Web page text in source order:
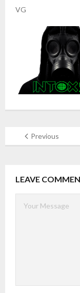
VG
Previous
LEAVE